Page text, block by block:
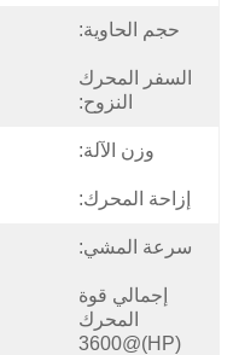
حجم الحاوية:
السفر المحرك
النزوح:
وزن الآلة:
إزاحة المحرك:
سرعة المشي:
إجمالي قوة
المحرك
(HP)@3600